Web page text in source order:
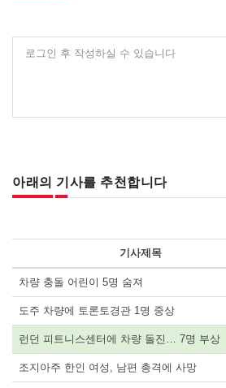
로그인 후 작성하실 수 있습니다
아래의 기사를 추천합니다
기사제목
차량 충돌 어린이 5명 숨져
도주 차량에 토론토경관 1명 중상
런던 피트니스센터에 차량 돌진… 7명 부상
조지아주 한인 여성, 남편 총격에 사망